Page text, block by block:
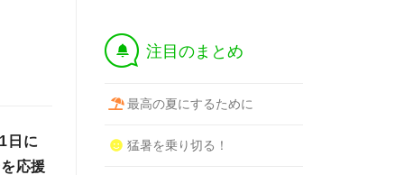
日に
応援
† 注目のまとめ
最高の夏にするために
猛暑を乗り切る！